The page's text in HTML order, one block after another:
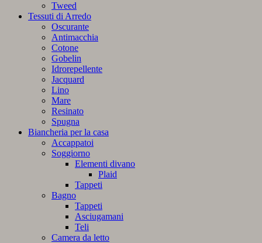
Tweed
Tessuti di Arredo
Oscurante
Antimacchia
Cotone
Gobelin
Idrorepellente
Jacquard
Lino
Mare
Resinato
Spugna
Biancheria per la casa
Accappatoi
Soggiorno
Elementi divano
Plaid
Tappeti
Bagno
Tappeti
Asciugamani
Teli
Camera da letto